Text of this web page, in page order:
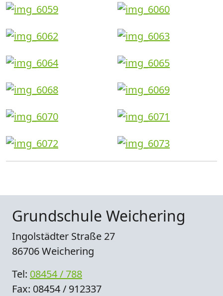
Grundschule Weichering
Ingolstädter Straße 27
86706 Weichering
Tel: 08454 / 788
Fax: 08454 / 912337